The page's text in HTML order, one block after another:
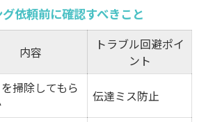
依頼前に確認すべきこと
内容
トラブル回避ポイ
ント
掃除してもら
伝達ミス防止